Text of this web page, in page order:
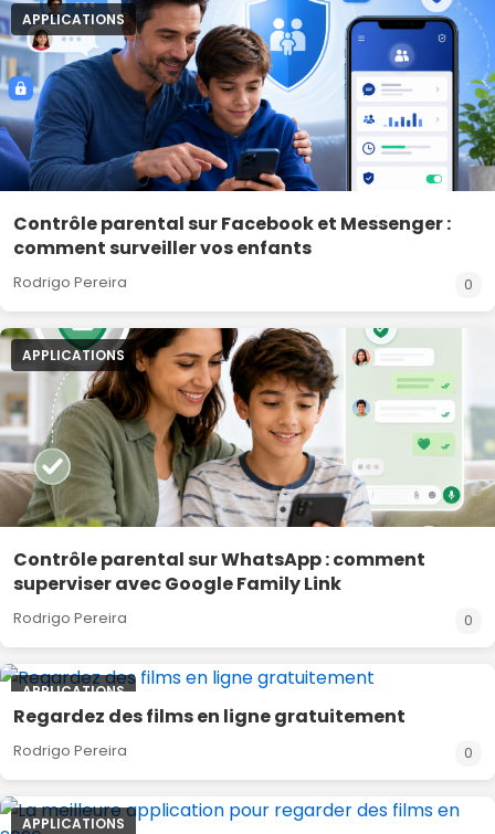
APPLICATIONS
Contrôle parental sur Facebook et Messenger :
comment surveiller vos enfants
Rodrigo Pereira 0
APPLICATIONS
Contrôle parental sur WhatsApp : comment
superviser avec Google Family Link
Rodrigo Pereira 0
APPLICATIONS
Regardez des films en ligne gratuitement
Rodrigo Pereira 0
APPLICATIONS